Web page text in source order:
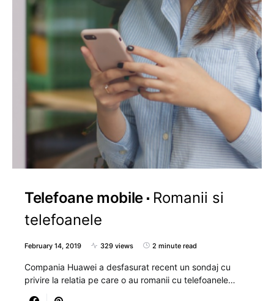
Telefoane mobile
Romanii si
telefoanele
February 14, 2019 329 views 2 minute read
Compania Huawei a desfasurat recent un sondaj cu
privire la relatia pe care o au romanii cu telefoanele…